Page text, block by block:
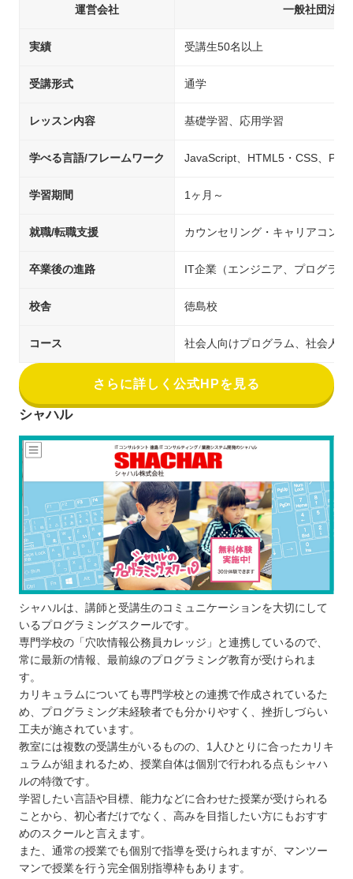
運営会社 一般社団法人
実績 受講生50名以上
受講形式 通学
レッスン内容 基礎学習、応用学習
学べる言語/フレームワーク JavaScript、HTML5・CSS、
学習期間 1ヶ月～
就職/転職支援 カウンセリング・キャリアコン
卒業後の進路 IT企業（エンジニア、プログラ
校舎 徳島校
コース 社会人向けプログラム、社会人
さらに詳しく公式HPを見る
シャハル
シャハルは、講師と受講生のコミュニケーションを大切にして
いるプログラミングスクールです。
専門学校の「穴吹情報公務員カレッジ」と連携しているので、
常に最新の情報、最前線のプログラミング教育が受けられま
す。
カリキュラムについても専門学校との連携で作成されているた
め、プログラミング未経験者でも分かりやすく、挫折しづらい
工夫が施されています。
教室には複数の受講生がいるものの、1人ひとりに合ったカリキ
ュラムが組まれるため、授業自体は個別で行われる点もシャハ
ルの特徴です。
学習したい言語や目標、能力などに合わせた授業が受けられる
ことから、初心者だけでなく、高みを目指したい方にもおすす
めのスクールと言えます。
また、通常の授業でも個別で指導を受けられますが、マンツー
マンで授業を行う完全個別指導枠もあります。